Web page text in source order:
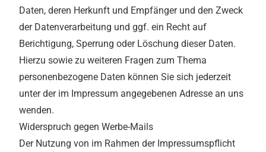
Daten, deren Herkunft und Empfänger und den Zweck
der Datenverarbeitung und ggf. ein Recht auf
Berichtigung, Sperrung oder Löschung dieser Daten.
Hierzu sowie zu weiteren Fragen zum Thema
personenbezogene Daten können Sie sich jederzeit
unter der im Impressum angegebenen Adresse an uns
wenden.
Widerspruch gegen Werbe-Mails
Der Nutzung von im Rahmen der Impressumspflicht